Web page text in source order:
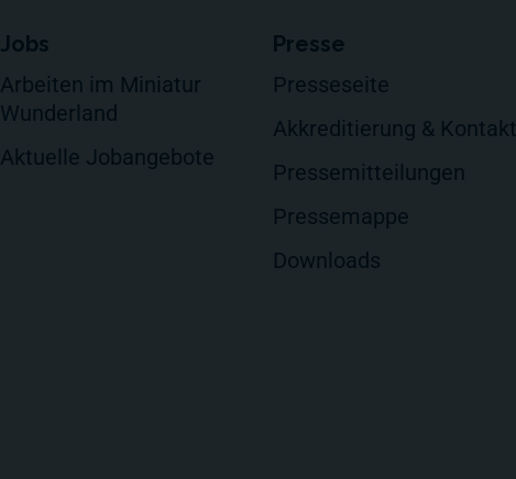
Jobs
Arbeiten im Miniatur
Wunderland
Aktuelle Jobangebote
Presse
Presseseite
Akkreditierung & Kontakt
Pressemitteilungen
Pressemappe
Downloads